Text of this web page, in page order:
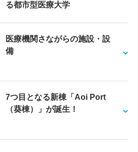
る都市型医療大学
医療機関さながらの施設・設
備
7つ目となる新棟「Aoi Port
（葵棟）」が誕生！